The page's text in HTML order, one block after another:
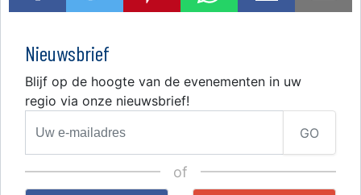
Nieuwsbrief
Blijf op de hoogte van de evenementen in uw
regio via onze nieuwsbrief!
GO
of